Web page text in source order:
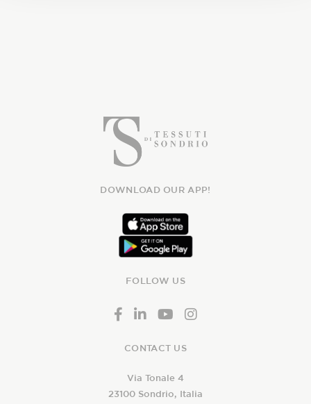
DOWNLOAD OUR APP!
FOLLOW US
CONTACT US
Via Tonale 4
23100 Sondrio, Italia